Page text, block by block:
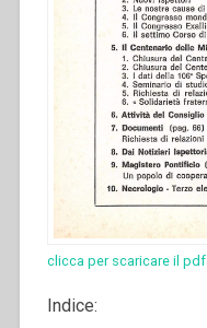
clicca per scaricare il pdf
Indice: